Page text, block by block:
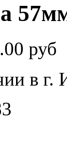
руб
в г.